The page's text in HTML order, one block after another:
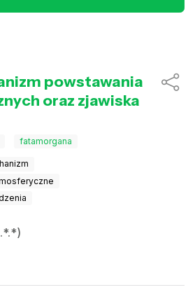
powstawania
oraz zjawiska
fatamorgana